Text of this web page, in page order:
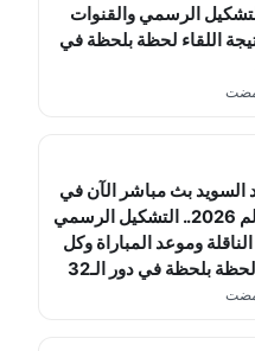
التشكيل الرسمي والقنوات
اللقاء لحظة بلحظة في
مضت
السويد بث مباشر الآن في
كأس العالم 2026.. التشكيل الرسمي
وموعد المباراة وكل
بلحظة في دور الـ32
مضت